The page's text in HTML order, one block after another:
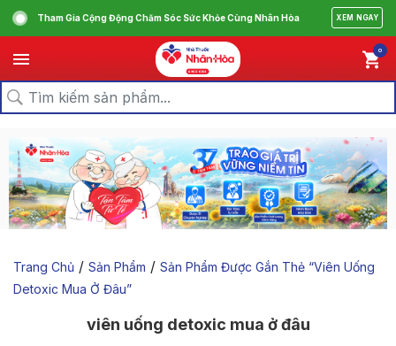
Tham Gia Cộng Động Chăm Sóc Sức Khỏe Cùng Nhân Hòa XEM NGAY
0
Trang Chủ / Sản Phẩm / Sản Phẩm Được Gắn Thẻ “viên Uống
Detoxic Mua Ở Đâu”
viên uống detoxic mua ở đâu